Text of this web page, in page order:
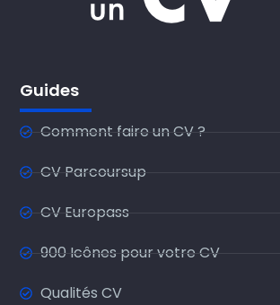
Guides
Comment faire un CV ?
CV Parcoursup
CV Europass
900 Icônes pour votre CV
Qualités CV